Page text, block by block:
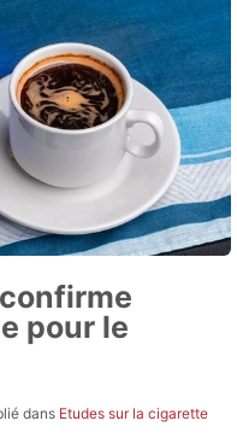
pour le
dans Etudes sur la cigarette